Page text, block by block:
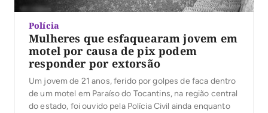
Polícia
Mulheres que esfaquearam jovem em
motel por causa de pix podem
responder por extorsão
Um jovem de 21 anos, ferido por golpes de faca dentro
de um motel em Paraíso do Tocantins, na região central
do estado, foi ouvido pela Polícia Civil ainda enquanto